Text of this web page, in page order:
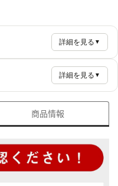
詳細を見る ▼
詳細を見る ▼
商品情報